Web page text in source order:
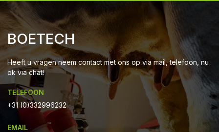
BOETECH
Heeft u vragen neem contact met ons op via mail, telefoon, nu
ok via chat!
TELEFOON
+31 (0)332996232
EMAIL